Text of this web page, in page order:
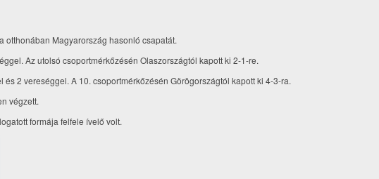
otthonában Magyarország hasonló csapatát.
Az utolsó csoportmérkőzésén Olaszországtól kapott ki 2-1-re.
2 vereséggel. A 10. csoportmérkőzésén Görögországtól kapott ki 4-3-ra.
végzett.
formája felfele ívelő volt.